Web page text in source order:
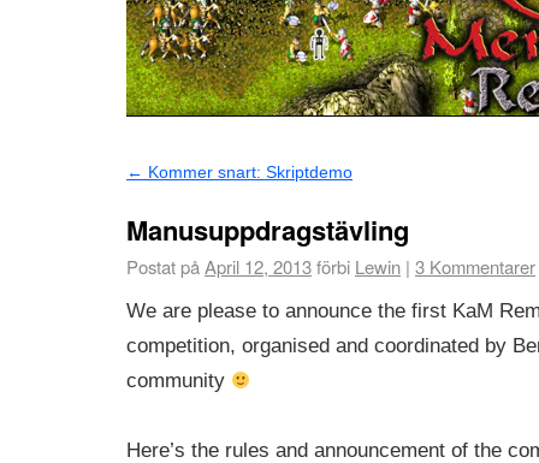
← Kommer snart: Skriptdemo
Manusuppdragstävling
Postat påApril 12, 2013förbi Lewin | 3 Kommentarer
We are please to announce the first KaM
competition, organised and coordinated by
community
Here’s the rules and announcement of the